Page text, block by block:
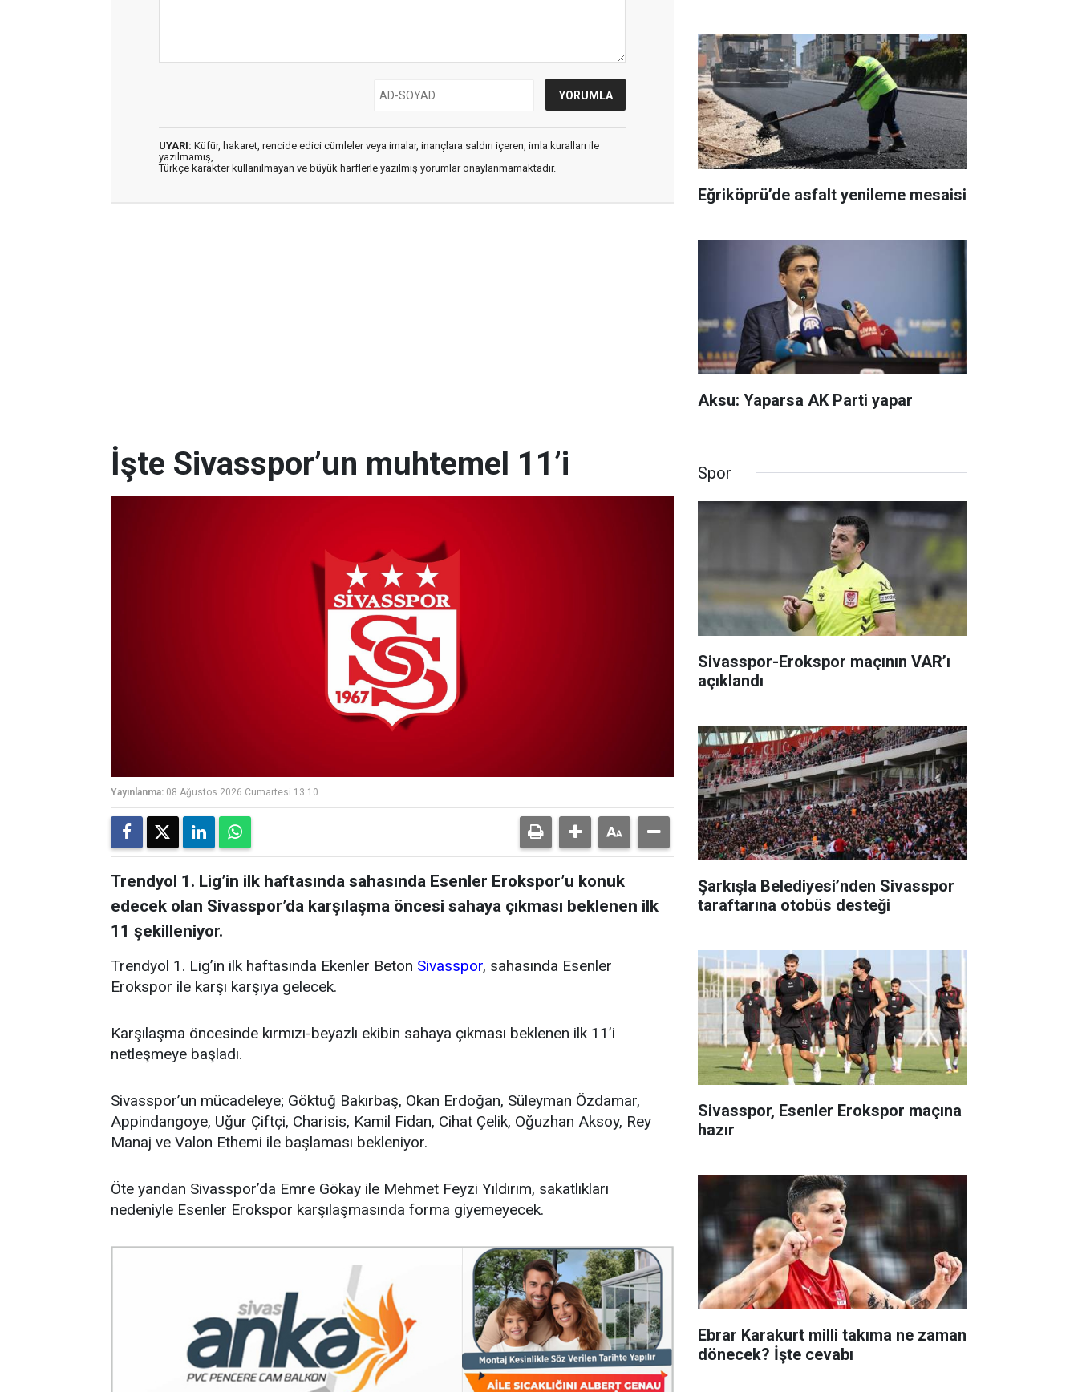
UYARI: Küfür, hakaret, rencide edici cümleler veya imalar, inançlara saldırı içeren, imla kuralları ile
yazılmamış,
Türkçe karakter kullanılmayan ve büyük harflerle yazılmış yorumlar onaylanmamaktadır.
Eğriköprü’de asfalt yenileme mesaisi
Aksu: Yaparsa AK Parti yapar
İşte Sivasspor’un muhtemel 11’i
Yayınlanma: 08 Ağustos 2026 Cumartesi 13:10
Trendyol 1. Lig’in ilk haftasında sahasında Esenler Erokspor’u konuk
edecek olan Sivasspor’da karşılaşma öncesi sahaya çıkması beklenen ilk
11 şekilleniyor.
Trendyol 1. Lig’in ilk haftasında Ekenler Beton Sivasspor, sahasında Esenler
Erokspor ile karşı karşıya gelecek.
Karşılaşma öncesinde kırmızı-beyazlı ekibin sahaya çıkması beklenen ilk 11’i
netleşmeye başladı.
Sivasspor’un mücadeleye; Göktuğ Bakırbaş, Okan Erdoğan, Süleyman Özdamar,
Appindangoye, Uğur Çiftçi, Charisis, Kamil Fidan, Cihat Çelik, Oğuzhan Aksoy, Rey
Manaj ve Valon Ethemi ile başlaması bekleniyor.
Öte yandan Sivasspor’da Emre Gökay ile Mehmet Feyzi Yıldırım, sakatlıkları
nedeniyle Esenler Erokspor karşılaşmasında forma giyemeyecek.
Spor
Sivasspor-Erokspor maçının VAR’ı
açıklandı
Şarkışla Belediyesi’nden Sivasspor
taraftarına otobüs desteği
Sivasspor, Esenler Erokspor maçına
hazır
Ebrar Karakurt milli takıma ne zaman
dönecek? İşte cevabı